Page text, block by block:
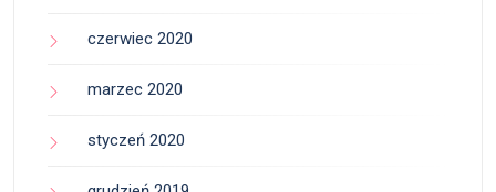
czerwiec 2020
marzec 2020
styczeń 2020